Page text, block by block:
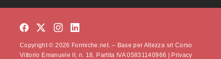
Copyright © 2026 Formiche.net. – Base per Altezza srl Corso
Vittorio Emanuele II, n. 18, Partita IVA 05831140966 | Privacy